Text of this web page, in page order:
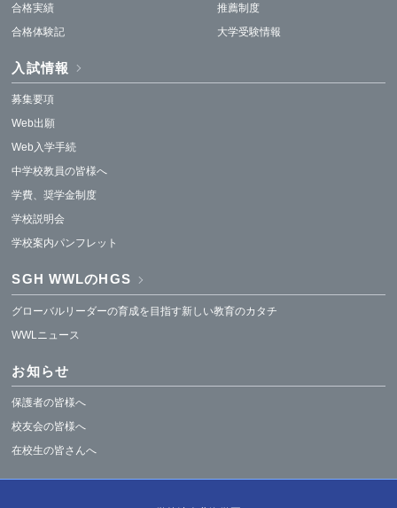
合格実績
合格体験記
推薦制度
大学受験情報
入試情報
募集要項
Web出願
Web入学手続
中学校教員の皆様へ
学費、奨学金制度
学校説明会
学校案内パンフレット
SGH WWLのHGS
グローバルリーダーの育成を目指す新しい教育のカタチ
WWLニュース
お知らせ
保護者の皆様へ
校友会の皆様へ
在校生の皆さんへ